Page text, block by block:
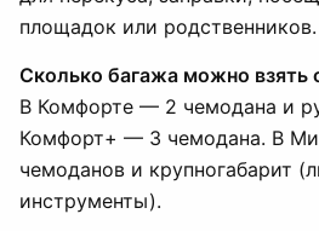
площадок или родственников.
Сколько багажа можно взять
В Комфорте — 2 чемодана и
Комфорт+ — 3 чемодана. В
чемоданов и крупногабарит
инструменты).